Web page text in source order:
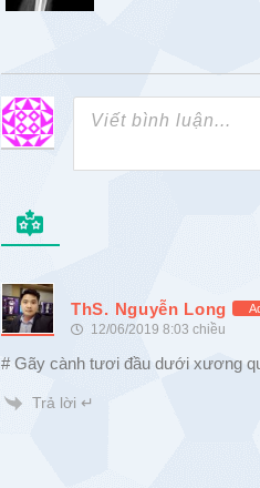
ThS. Nguyễn Long
12/06/2019 8:03 chiều
# Gãy cành tươi đầu dưới xương
Trả lời ↵